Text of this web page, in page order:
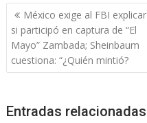
Navegación
de
entradas
México exige al FBI explicar
si participó en captura de “El
Mayo” Zambada; Sheinbaum
cuestiona: “¿Quién mintió?
Entradas relacionadas